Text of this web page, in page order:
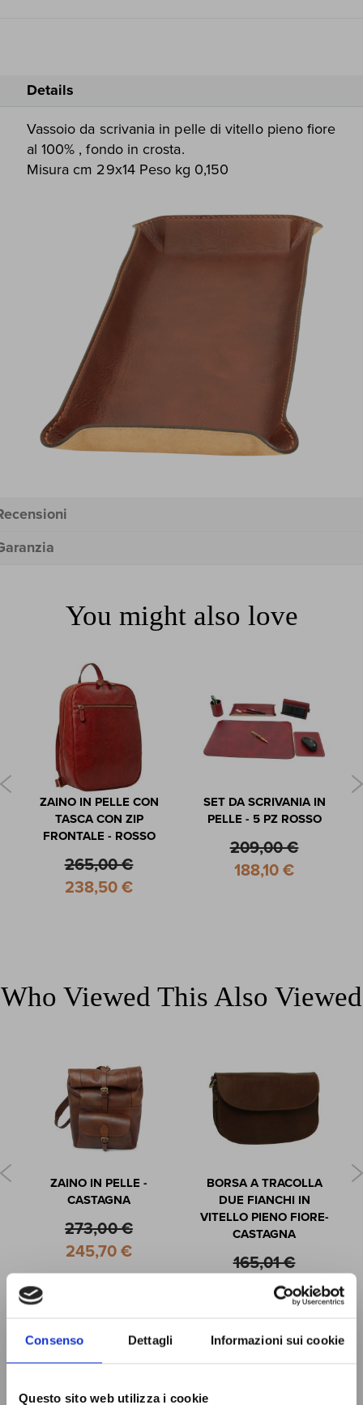
Consenso Dettagli Informazioni sui cookie
Questo sito web utilizza i cookie
Details
Vassoio da scrivania in pelle di vitello pieno fiore
al 100% , fondo in crosta.
Misura cm 29x14 Peso kg 0,150
You might also love
ZAINO IN PELLE CON
TASCA CON ZIP
FRONTALE - ROSSO
265,00 €
Special
Price
238,50 €
SET DA SCRIVANIA IN
PELLE - 5 PZ ROSSO
209,00 €
Special
Price
188,10 €
Who Viewed This Also Viewed
ZAINO IN PELLE -
CASTAGNA
273,00 €
Special
Price
245,70 €
BORSA A TRACOLLA
DUE FIANCHI IN
VITELLO PIENO FIORE-
CASTAGNA
165,01 €
148,51 €